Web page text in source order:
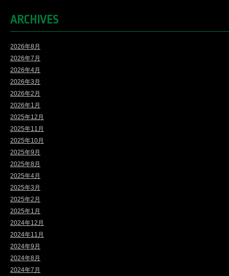
ARCHIVES
2026年8月
2026年7月
2026年4月
2026年3月
2026年2月
2026年1月
2025年12月
2025年11月
2025年10月
2025年9月
2025年8月
2025年4月
2025年3月
2025年2月
2025年1月
2024年12月
2024年11月
2024年9月
2024年8月
2024年7月